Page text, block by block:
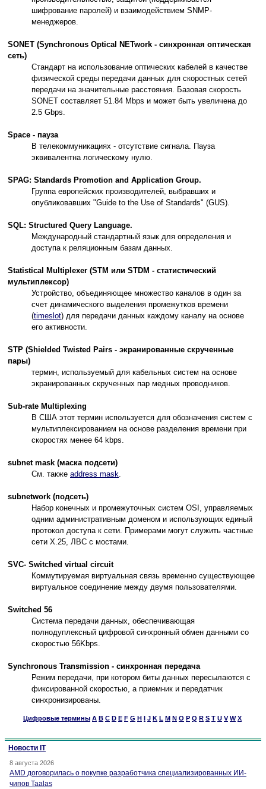
шифрование паролей) и взаимодействием SNMP-
менеджеров.
SONET (Synchronous Optical NETwork - синхронная оптическая
сеть)
Стандарт на использование оптических кабелей в качестве
физической среды передачи данных для скоростных сетей
передачи на значительные расстояния. Базовая скорость
SONET составляет 51.84 Mbps и может быть увеличена до
2.5 Gbps.
Space - пауза
В телекоммуникациях - отсутствие сигнала. Пауза
эквивалентна логическому нулю.
SPAG: Standards Promotion and Application Group.
Группа европейских производителей, выбравших и
опубликовавших "Guide to the Use of Standards" (GUS).
SQL: Structured Query Language.
Международный стандартный язык для определения и
доступа к реляционным базам данных.
Statistical Multiplexer (STM или STDM - статистический
мультиплексор)
Устройство, объединяющее множество каналов в один за
счет динамического выделения промежутков времени
(timeslot) для передачи данных каждому каналу на основе
его активности.
STP (Shielded Twisted Pairs - экранированные скрученные
пары)
термин, используемый для кабельных систем на основе
экранированных скрученных пар медных проводников.
Sub-rate Multiplexing
В США этот термин используется для обозначения систем с
мультиплексированием на основе разделения времени при
скоростях менее 64 kbps.
subnet mask (маска подсети)
См. также address mask.
subnetwork (подсеть)
Набор конечных и промежуточных систем OSI, управляемых
одним административным доменом и использующих единый
протокол доступа к сети. Примерами могут служить частные
сети X.25, ЛВС с мостами.
SVC- Switched virtual circuit
Коммутируемая виртуальная связь временно существующее
виртуальное соединение между двумя пользователями.
Switched 56
Система передачи данных, обеспечивающая
полнодуплексный цифровой синхронный обмен данными со
скоростью 56Kbps.
Synchronous Transmission - синхронная передача
Режим передачи, при котором биты данных пересылаются с
фиксированной скоростью, а приемник и передатчик
синхронизированы.
Цифровые термины A B C D E F G H I J K L M N O P Q R S T U V W X
Новости IT
8 августа 2026
AMD договорилась о покупке разработчика специализированных ИИ-
чипов Taalas